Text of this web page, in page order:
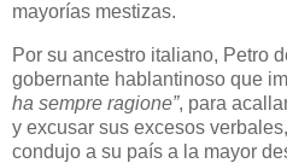
mayorías mestizas.
Por su ancestro italiano, Petro
gobernante hablantinoso que
ha sempre ragione”, para
y excusar sus excesos
condujo a su país a la mayor